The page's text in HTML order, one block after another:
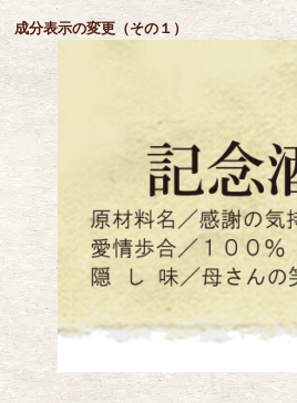
成分表示の変更（その１）